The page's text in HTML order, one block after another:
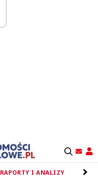
RAPORTY I ANALIZY